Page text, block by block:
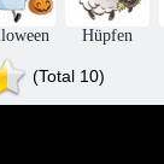
Gesuchter Maler
Hüpfen
(Total 10)